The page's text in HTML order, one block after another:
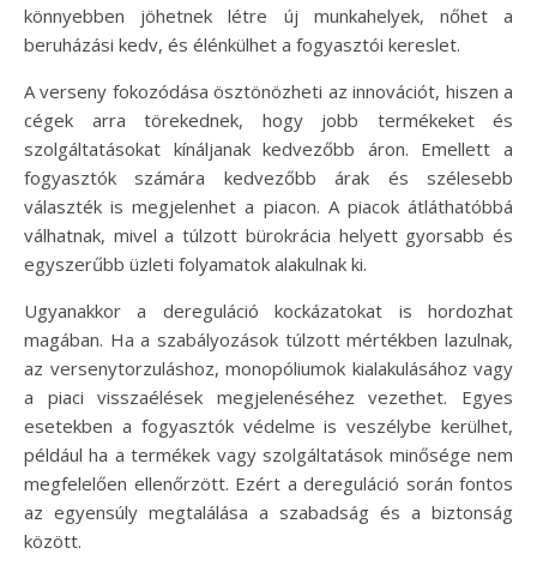
könnyebben jöhetnek létre új munkahelyek, nőhet a
beruházási kedv, és élénkülhet a fogyasztói kereslet.
A verseny fokozódása ösztönözheti az innovációt, hiszen a
cégek arra törekednek, hogy jobb termékeket és
szolgáltatásokat kínáljanak kedvezőbb áron. Emellett a
fogyasztók számára kedvezőbb árak és szélesebb
választék is megjelenhet a piacon. A piacok átláthatóbbá
válhatnak, mivel a túlzott bürokrácia helyett gyorsabb és
egyszerűbb üzleti folyamatok alakulnak ki.
Ugyanakkor a dereguláció kockázatokat is hordozhat
magában. Ha a szabályozások túlzott mértékben lazulnak,
az versenytorzuláshoz, monopóliumok kialakulásához vagy
a piaci visszaélések megjelenéséhez vezethet. Egyes
esetekben a fogyasztók védelme is veszélybe kerülhet,
például ha a termékek vagy szolgáltatások minősége nem
megfelelően ellenőrzött. Ezért a dereguláció során fontos
az egyensúly megtalálása a szabadság és a biztonság
között.